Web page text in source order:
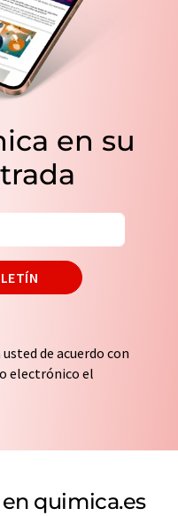
en su
de acuerdo con
electrónico el
Sus
datos. LUMITOS
de investigación de
quimica.es